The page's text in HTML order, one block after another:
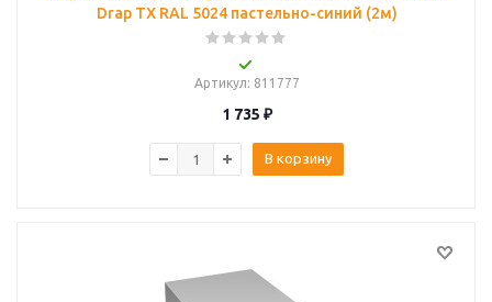
Drap ТХ RAL 5024 пастельно-синий (2м)
Артикул: 811777
1 735 ₽
В корзину